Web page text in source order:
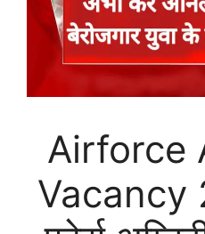
Airforce
Vacancy